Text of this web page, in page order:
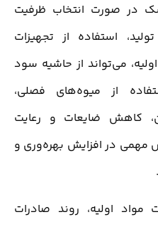
در صورت انتخاب ظرفیت
استفاده از تجهیزات
می‌تواند از حاشیه سود
از میوه‌های فصلی،
کاهش ضایعات و رعایت
مهمی در افزایش بهره‌وری و
اولیه، روند صادرات